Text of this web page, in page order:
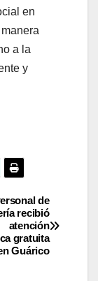
en
a la
y
de
recibió
atención
gratuita
Guárico